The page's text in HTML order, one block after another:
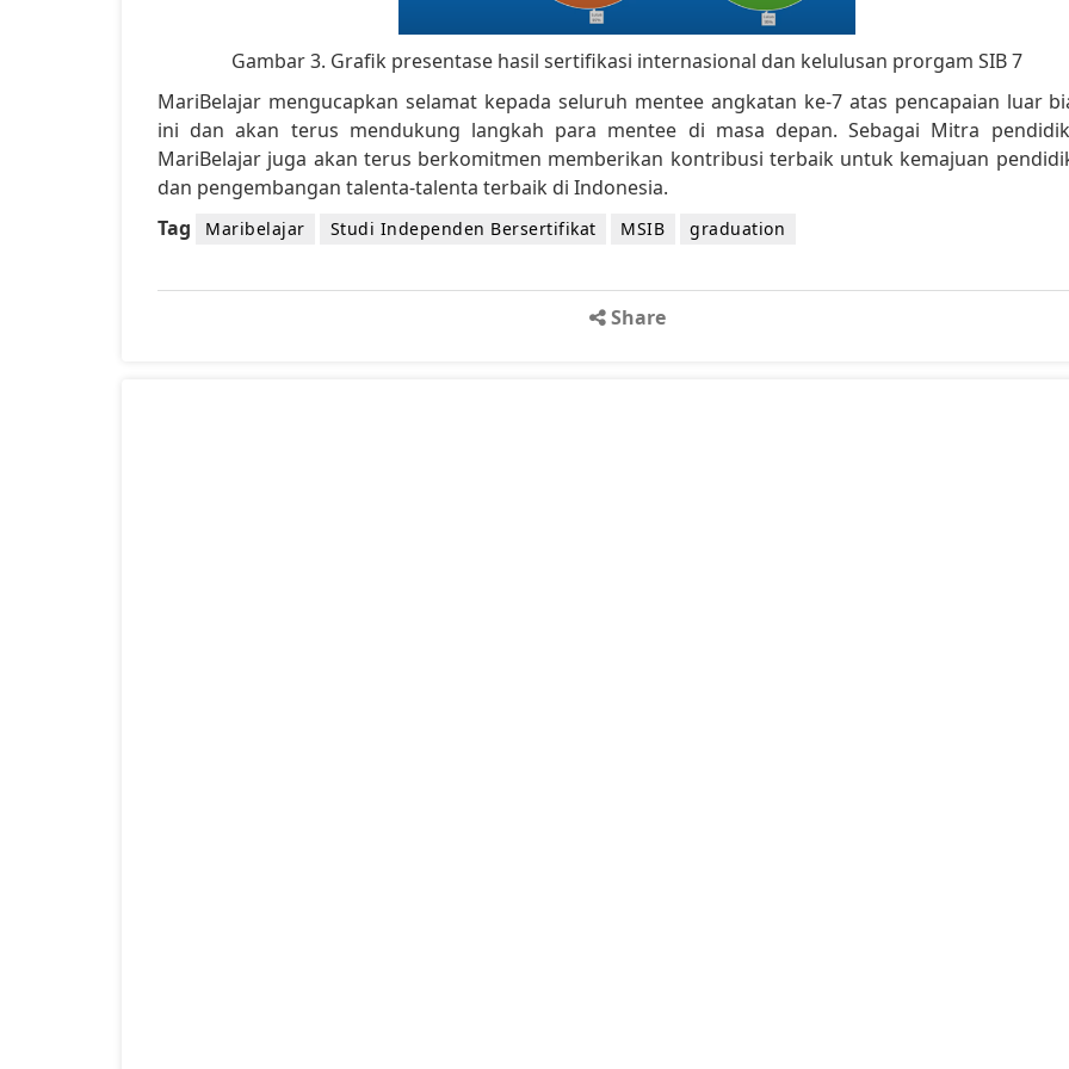
Gambar 3. Grafik presentase hasil sertifikasi internasional dan kelulusan prorgam SIB 7
MariBelajar mengucapkan selamat kepada seluruh mentee angkatan ke-7 atas pencapaian luar
ini dan akan terus mendukung langkah para mentee di masa depan. Sebagai Mitra
MariBelajar juga akan terus berkomitmen memberikan kontribusi terbaik untuk kemajuan
dan pengembangan talenta-talenta terbaik di Indonesia.
Tag
Maribelajar Studi Independen Bersertifikat MSIB graduation
Share